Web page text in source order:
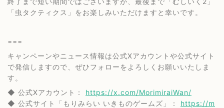
「虫タクティクス」をお楽しみいただけますと幸いです。
===
キャンペーンやニュース情報は公式Xアカウントや公式サイト
で発信しますので、ぜひフォローをよろしくお願いいたしま
す。
◆ 公式Xアカウント： https://x.com/MorimiraiWan/
◆ 公式サイト「もりみらい いきものゲームズ」： https://m